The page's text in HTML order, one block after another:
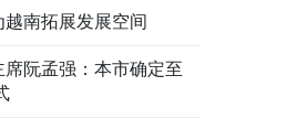
南拓展发展空间
阮孟强：本市确定至